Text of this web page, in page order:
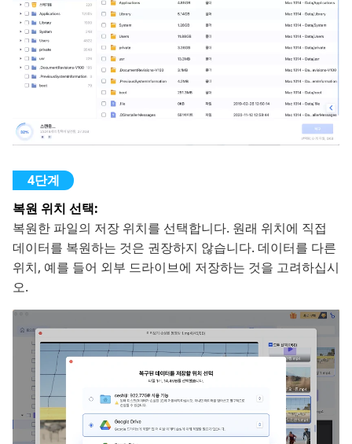
복원 위치 선택:
복원한 파일의 저장 위치를 선택합니다. 원래 위치에 직접
데이터를 복원하는 것은 권장하지 않습니다. 데이터를 다른
위치, 예를 들어 외부 드라이브에 저장하는 것을 고려하십시
오.